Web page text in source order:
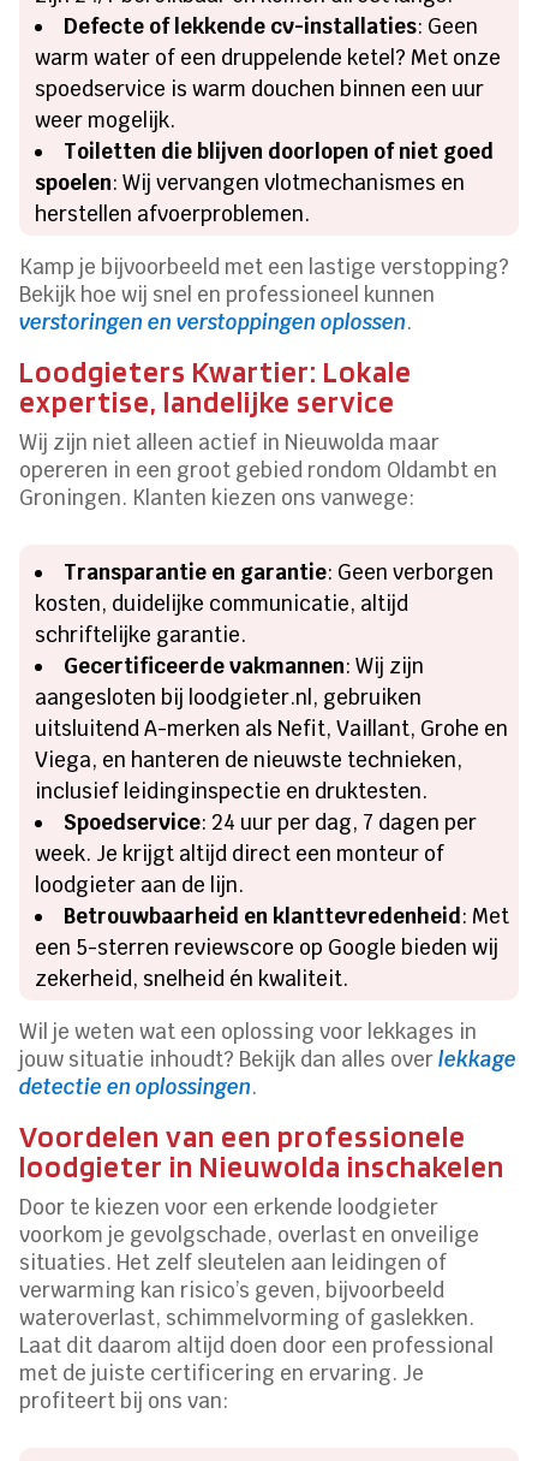
Defecte of lekkende cv-installaties: Geen
warm water of een druppelende ketel? Met onze
spoedservice is warm douchen binnen een uur
weer mogelijk.
Toiletten die blijven doorlopen of niet goed
spoelen: Wij vervangen vlotmechanismes en
herstellen afvoerproblemen.
Kamp je bijvoorbeeld met een lastige verstopping?
Bekijk hoe wij snel en professioneel kunnen
verstoringen en verstoppingen oplossen.
Loodgieters Kwartier: Lokale
expertise, landelijke service
Wij zijn niet alleen actief in Nieuwolda maar
opereren in een groot gebied rondom Oldambt en
Groningen. Klanten kiezen ons vanwege:
Transparantie en garantie: Geen verborgen
kosten, duidelijke communicatie, altijd
schriftelijke garantie.
Gecertificeerde vakmannen: Wij zijn
aangesloten bij loodgieter.nl, gebruiken
uitsluitend A-merken als Nefit, Vaillant, Grohe en
Viega, en hanteren de nieuwste technieken,
inclusief leidinginspectie en druktesten.
Spoedservice: 24 uur per dag, 7 dagen per
week. Je krijgt altijd direct een monteur of
loodgieter aan de lijn.
Betrouwbaarheid en klanttevredenheid: Met
een 5-sterren reviewscore op Google bieden wij
zekerheid, snelheid én kwaliteit.
Wil je weten wat een oplossing voor lekkages in
jouw situatie inhoudt? Bekijk dan alles overlekkage
detectie en oplossingen.
Voordelen van een professionele
loodgieter in Nieuwolda inschakelen
Door te kiezen voor een erkende loodgieter
voorkom je gevolgschade, overlast en onveilige
situaties. Het zelf sleutelen aan leidingen of
verwarming kan risico’s geven, bijvoorbeeld
wateroverlast, schimmelvorming of gaslekken.
Laat dit daarom altijd doen door een professional
met de juiste certificering en ervaring. Je
profiteert bij ons van: